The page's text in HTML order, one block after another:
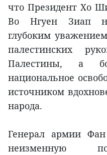
что Президент Хо
Во Нгуен Зиап
глубоким
палестинских
Палестины, а
национальное
источником
народа.
Генерал армии
неизменную